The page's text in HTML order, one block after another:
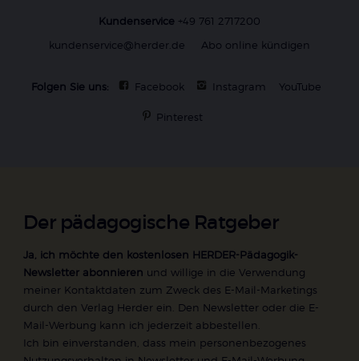
Kundenservice +49 761 2717200
kundenservice@herder.de
Abo online kündigen
Folgen Sie uns: Facebook Instagram YouTube
Pinterest
Der pädagogische Ratgeber
Ja, ich möchte den kostenlosen HERDER-Pädagogik-
Newsletter abonnieren und willige in die Verwendung
meiner Kontaktdaten zum Zweck des E-Mail-Marketings
durch den Verlag Herder ein. Den Newsletter oder die E-
Mail-Werbung kann ich jederzeit abbestellen.
Ich bin einverstanden, dass mein personenbezogenes